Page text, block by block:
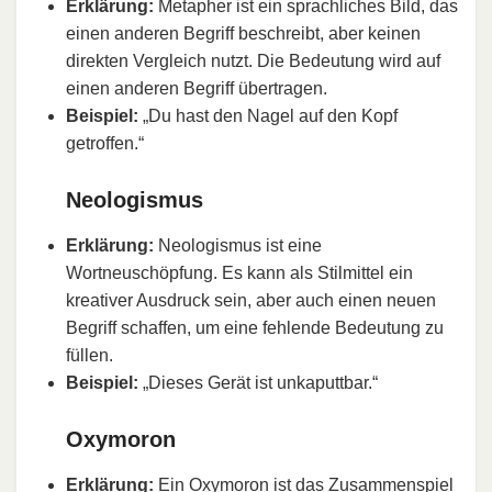
Erklärung: Metapher ist ein sprachliches Bild, das
einen anderen Begriff beschreibt, aber keinen
direkten Vergleich nutzt. Die Bedeutung wird auf
einen anderen Begriff übertragen.
Beispiel: „Du hast den Nagel auf den Kopf
getroffen.“
Neologismus
Erklärung: Neologismus ist eine
Wortneuschöpfung. Es kann als Stilmittel ein
kreativer Ausdruck sein, aber auch einen neuen
Begriff schaffen, um eine fehlende Bedeutung zu
füllen.
Beispiel: „Dieses Gerät ist unkaputtbar.“
Oxymoron
Erklärung: Ein Oxymoron ist das Zusammenspiel